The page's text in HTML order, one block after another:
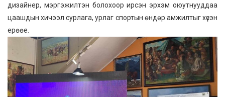
дизайнер, мэргэжилтэн болохоор ирсэн эрхэм оюутнууддаа
цаашдын хичээл сурлага, урлаг спортын өндөр амжилтыг хүсэн
ерөөе.